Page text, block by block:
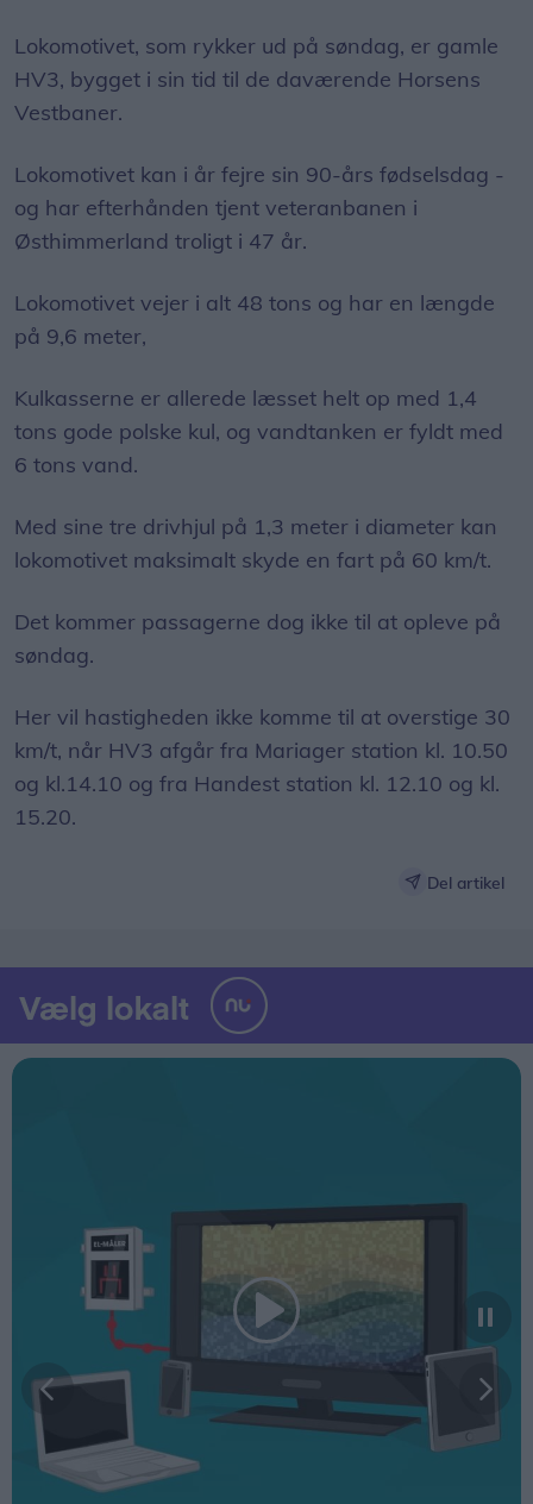
Lokomotivet, som rykker ud på søndag, er gamle
HV3, bygget i sin tid til de daværende Horsens
Vestbaner.
Lokomotivet kan i år fejre sin 90-års fødselsdag -
og har efterhånden tjent veteranbanen i
Østhimmerland troligt i 47 år.
Lokomotivet vejer i alt 48 tons og har en længde
på 9,6 meter,
Kulkasserne er allerede læsset helt op med 1,4
tons gode polske kul, og vandtanken er fyldt med
6 tons vand.
Med sine tre drivhjul på 1,3 meter i diameter kan
lokomotivet maksimalt skyde en fart på 60 km/t.
Det kommer passagerne dog ikke til at opleve på
søndag.
Her vil hastigheden ikke komme til at overstige 30
km/t, når HV3 afgår fra Mariager station kl. 10.50
og kl.14.10 og fra Handest station kl. 12.10 og kl.
15.20.
Del artikel